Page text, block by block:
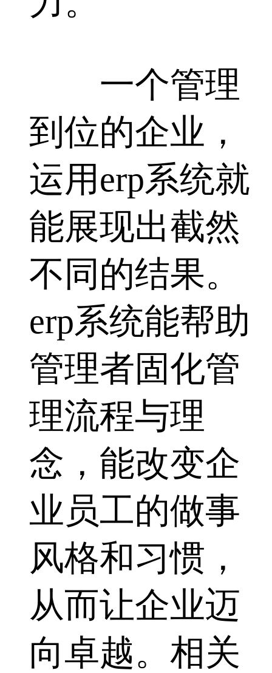
一个管理
到位的企业，
运用erp系统就
能展现出截然
不同的结果。
erp系统能帮助
管理者固化管
理流程与理
念，能改变企
业员工的做事
风格和习惯，
从而让企业迈
向卓越。相关